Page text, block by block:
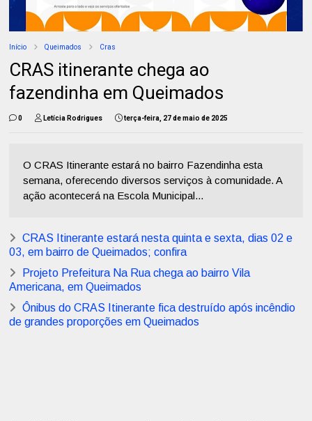
Início Queimados Cras
CRAS itinerante chega ao
fazendinha em Queimados
0 Letícia Rodrigues terça-feira, 27 de maio de 2025
O CRAS Itinerante estará no bairro Fazendinha esta
semana, oferecendo diversos serviços à comunidade. A
ação acontecerá na Escola Municipal...
CRAS Itinerante estará nesta quinta e sexta, dias 02 e
03, em bairro de Queimados; confira
Projeto Prefeitura Na Rua chega ao bairro Vila
Americana, em Queimados
Ônibus do CRAS Itinerante fica destruído após incêndio
de grandes proporções em Queimados